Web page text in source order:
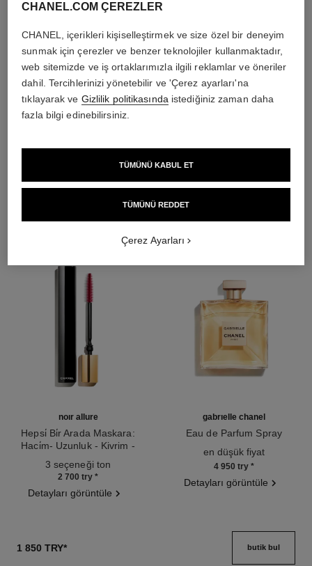
THE PERFECT MATCH
noir allure
Hepsi̇ Bi̇r Arada Maskara:
Haci̇m- Uzunluk - Kivrim -
3 seçeneği ton
2 700 try *
Detayları görüntüle
gabrielle chanel
Eau de Parfum Spray
en düşük fiyat
4 950 try *
Detayları görüntüle
1 850 TRY* butik bul
CHANEL.COM ÇEREZLER
CHANEL, içerikleri kişiselleştirmek ve size özel bir deneyim
sunmak için çerezler ve benzer teknolojiler kullanmaktadır,
web sitemizde ve iş ortaklarımızla ilgili reklamlar ve öneriler
dahil. Tercihlerinizi yönetebilir ve 'Çerez ayarları'na
tıklayarak ve Gizlilik politikasında istediğiniz zaman daha
fazla bilgi edinebilirsiniz.
TÜMÜNÜ REDDET
TÜMÜNÜ KABUL ET
Çerez Ayarları